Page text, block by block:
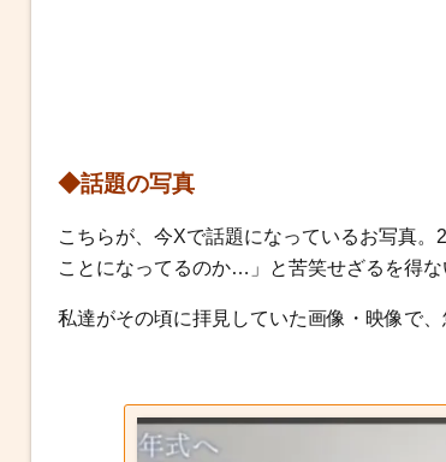
◆話題の写真
こちらが、今Xで話題になっているお写真
ことになってるのか…」と苦笑せざるを得な
私達がその頃に拝見していた画像・映像で